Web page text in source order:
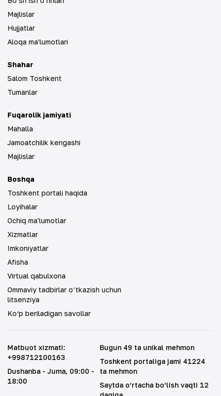
Majlislar
Hujjatlar
Aloqa ma'lumotlari
Shahar
Salom Toshkent
Tumanlar
Fuqarolik jamiyati
Mahalla
Jamoatchilik kengashi
Majlislar
Boshqa
Toshkent portali haqida
Loyihalar
Ochiq ma'lumotlar
Xizmatlar
Imkoniyatlar
Afisha
Virtual qabulxona
Ommaviy tadbirlar oʻtkazish uchun
litsenziya
Ko‘p beriladigan savollar
Matbuot xizmati:
+998712100163
Dushanba - Juma, 09:00 -
18:00
Bugun 49 ta unikal mehmon
Toshkent portaliga jami 41224
ta mehmon
Saytda o‘rtacha bo‘lish vaqti 12